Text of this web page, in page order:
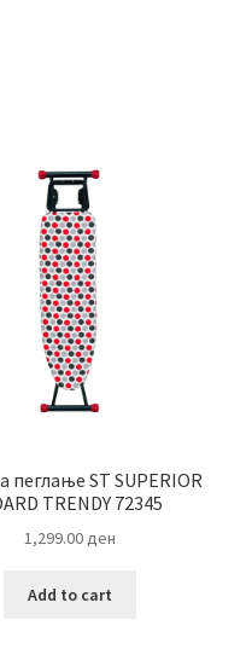
пеглање ST SUPERIOR
TRENDY 72345
1,299.00ден
Add to cart